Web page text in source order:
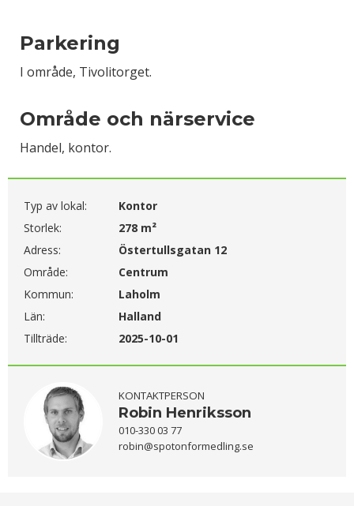
Parkering
I område, Tivolitorget.
Område och närservice
Handel, kontor.
Typ av lokal:
Kontor
Storlek:
278 m²
Adress:
Östertullsgatan 12
Område:
Centrum
Kommun:
Laholm
Län:
Halland
Tillträde:
2025-10-01
KONTAKTPERSON
Robin Henriksson
010-330 03 77
robin@spotonformedling.se